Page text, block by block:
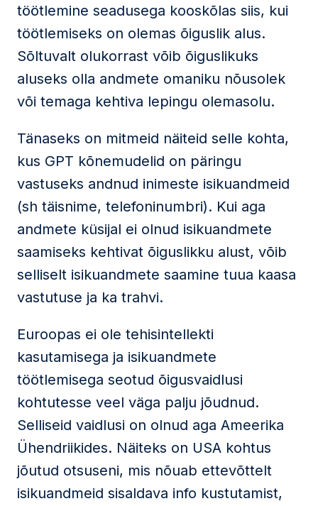
töötlemine seadusega kooskõlas siis, kui
töötlemiseks on olemas õiguslik alus.
Sõltuvalt olukorrast võib õiguslikuks
aluseks olla andmete omaniku nõusolek
või temaga kehtiva lepingu olemasolu.
Tänaseks on mitmeid näiteid selle kohta,
kus GPT kõnemudelid on päringu
vastuseks andnud inimeste isikuandmeid
(sh täisnime, telefoninumbri). Kui aga
andmete küsijal ei olnud isikuandmete
saamiseks kehtivat õiguslikku alust, võib
selliselt isikuandmete saamine tuua kaasa
vastutuse ja ka trahvi.
Euroopas ei ole tehisintellekti
kasutamisega ja isikuandmete
töötlemisega seotud õigusvaidlusi
kohtutesse veel väga palju jõudnud.
Selliseid vaidlusi on olnud aga Ameerika
Ühendriikides. Näiteks on USA kohtus
jõutud otsuseni, mis nõuab ettevõttelt
isikuandmeid sisaldava info kustutamist,